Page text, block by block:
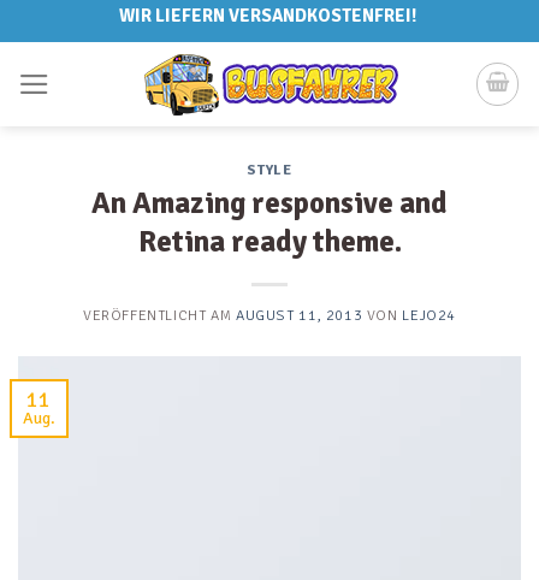
to
content
WIR LIEFERN VERSANDKOSTENFREI!
STYLE
An Amazing responsive and
Retina ready theme.
VERÖFFENTLICHT AMAUGUST 11, 2013 VON LEJO24
11
Aug.